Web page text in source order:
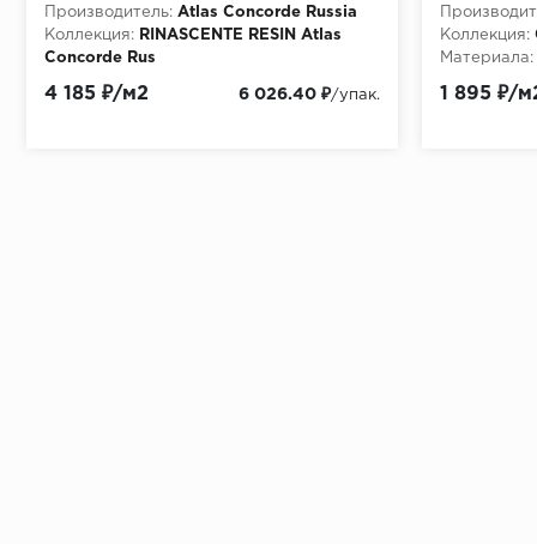
Производитель: Atlas Concorde Russia
Коллекция:
RINASCENTE RESIN Atlas
Concorde Rus
4 185 ₽/м2 6 026.40 ₽/упак.
Коллекция:
Материала:
1 895 ₽/